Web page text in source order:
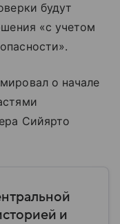
будут
«с учетом
о начале
Сийярто
и